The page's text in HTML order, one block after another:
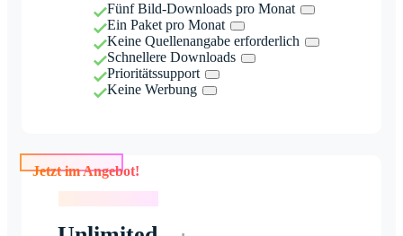
Fünf Bild-Downloads pro Monat
Ein Paket pro Monat
Keine Quellenangabe erforderlich
Schnellere Downloads
Prioritätssupport
Keine Werbung
Jetzt im Angebot!